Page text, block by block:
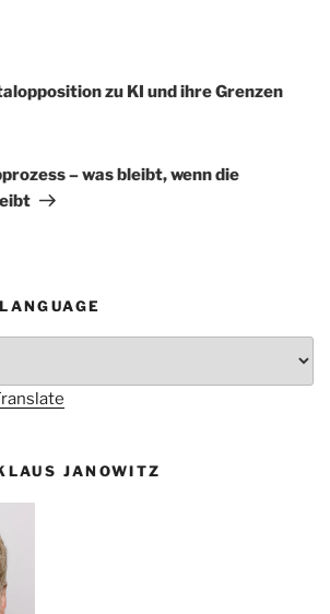
zu KI und ihre Grenzen
– was bleibt, wenn die
JANOWITZ